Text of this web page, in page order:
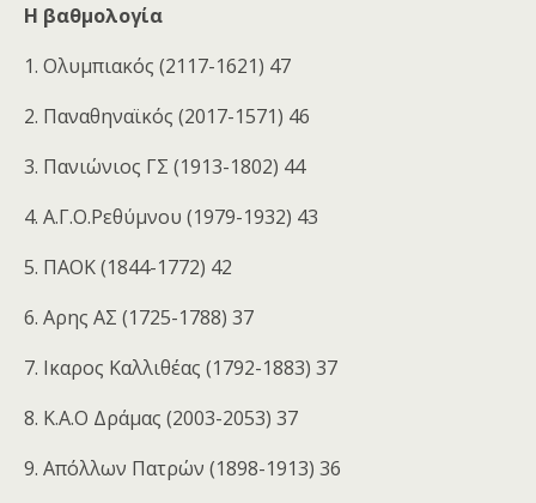
Η βαθμολογία
1. Ολυμπιακός (2117-1621) 47
2. Παναθηναϊκός (2017-1571) 46
3. Πανιώνιος ΓΣ (1913-1802) 44
4. Α.Γ.Ο.Ρεθύμνου (1979-1932) 43
5. ΠΑΟΚ (1844-1772) 42
6. Αρης AΣ (1725-1788) 37
7. Ικαρος Καλλιθέας (1792-1883) 37
8. Κ.Α.Ο Δράμας (2003-2053) 37
9. Απόλλων Πατρών (1898-1913) 36